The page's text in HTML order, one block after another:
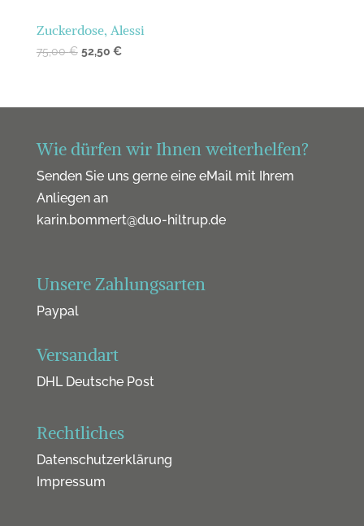
Zuckerdose, Alessi
75,00€ 52,50 €
Wie dürfen wir Ihnen weiterhelfen?
Senden Sie uns gerne eine eMail mit Ihrem
Anliegen an
karin.bommert@duo-hiltrup.de
Unsere Zahlungsarten
Paypal
Versandart
DHL Deutsche Post
Rechtliches
Datenschutzerklärung
Impressum